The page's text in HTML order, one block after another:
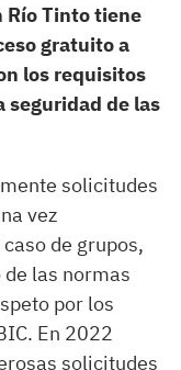
Río Tinto tiene
gratuito a
los requisitos
seguridad de las
solicitudes
vez
de grupos,
las normas
por los
En 2022
solicitudes